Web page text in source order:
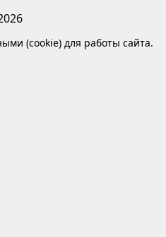
(cookie) для работы сайта.